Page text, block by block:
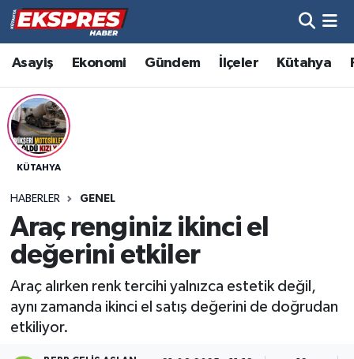
Asayiş Ekonomi Gündem İlçeler Kütahya
KÜTAHYA
HABERLER GENEL
Araç renginiz ikinci el
değerini etkiler
Araç alırken renk tercihi yalnızca estetik değil,
aynı zamanda ikinci el satış değerini de doğrudan
etkiliyor.
Altıntaş
Asayiş
Aslanapa
Bölge
Çavdarhisar
Domaniç
Hava Durumu
Trafik Durumu
Süper Lig Puan Durumu ve Fikstür
Son Dakika Haberleri
Haber Arşivi